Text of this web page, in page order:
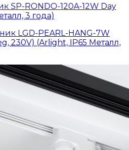
SP-RONDO-120A-12W Day
3 года)
LGD-PEARL-HANG-7W
230V) (Arlight, IP65 Металл,